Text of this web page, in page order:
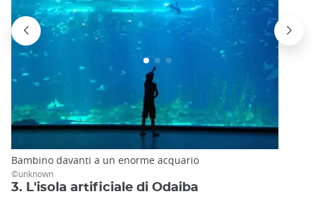
Bambino davanti a un enorme acquario
©unknown
3. L'isola artificiale di Odaiba